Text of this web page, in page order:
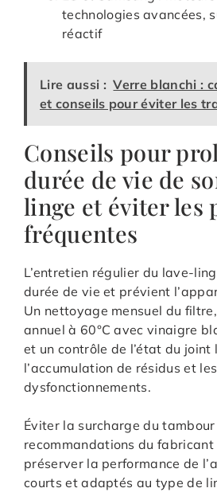
technologies avancées,
réactif
Lire aussi : Verre blanchi :
et conseils pour éviter les
Conseils pour
durée de vie de
linge et éviter les
fréquentes
L’entretien régulier du lave-
durée de vie et prévient
Un nettoyage mensuel du
annuel à 60°C avec vinaigre
et un contrôle de l’état du joint
l’accumulation de résidus et les
dysfonctionnements.
Éviter la surcharge du
recommandations du
préserver la performance de
courts et adaptés au type de